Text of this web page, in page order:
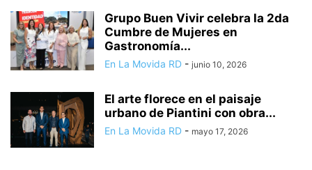
Grupo Buen Vivir celebra la 2da
Cumbre de Mujeres en
Gastronomía...
En La Movida RD - junio 10, 2026
El arte florece en el paisaje
urbano de Piantini con obra...
En La Movida RD - mayo 17, 2026